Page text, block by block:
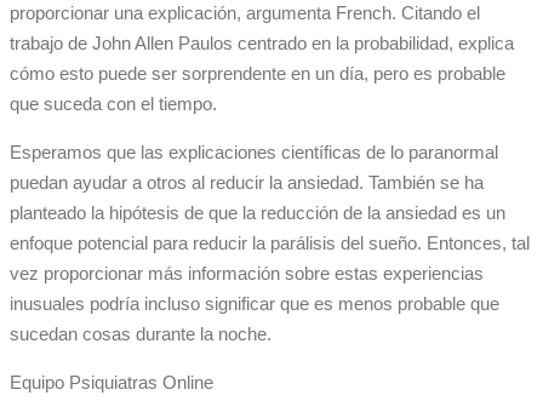
proporcionar una explicación, argumenta French. Citando el
trabajo de John Allen Paulos centrado en la probabilidad, explica
cómo esto puede ser sorprendente en un día, pero es probable
que suceda con el tiempo.
Esperamos que las explicaciones científicas de lo paranormal
puedan ayudar a otros al reducir la ansiedad. También se ha
planteado la hipótesis de que la reducción de la ansiedad es un
enfoque potencial para reducir la parálisis del sueño. Entonces, tal
vez proporcionar más información sobre estas experiencias
inusuales podría incluso significar que es menos probable que
sucedan cosas durante la noche.
Equipo Psiquiatras Online